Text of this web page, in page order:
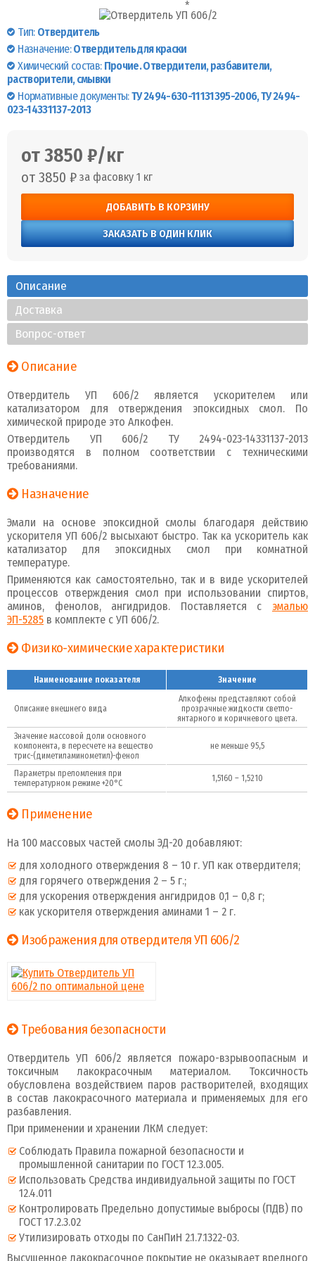
Тип: Отвердитель
Назначение:Отвердитель для краски
Химический состав: Прочие. Отвердители, разбавители,
растворители, смывки
Нормативные документы:ТУ 2494-630-11131395-2006, ТУ 2494-
023-14331137-2013
от 3850 ₽/кг
от 3850 ₽ за фасовку 1 кг
ДОБАВИТЬ В КОРЗИНУ
ЗАКАЗАТЬ В ОДИН КЛИК
Описание
Доставка
Вопрос-ответ
Описание
Отвердитель УП 606/2 является ускорителем или
катализатором для отверждения эпоксидных смол. По
химической природе это Алкофен.
Отвердитель УП 606/2 ТУ 2494-023-14331137-2013
производятся в полном соответствии с техническими
требованиями.
Назначение
Эмали на основе эпоксидной смолы благодаря действию
ускорителя УП 606/2 высыхают быстро. Так ка ускоритель как
катализатор для эпоксидных смол при комнатной
температуре.
Применяются как самостоятельно, так и в виде ускорителей
процессов отверждения смол при использовании спиртов,
аминов, фенолов, ангидридов. Поставляется с эмалью
ЭП-5285 в комплекте с УП 606/2.
Физико-химические характеристики
Наименование показателя Значение
Описание внешнего вида
Алкофены представляют собой
прозрачные жидкости светло-
янтарного и коричневого цвета.
Значение массовой доли основного
компонента, в пересчете на вещество
трис-(диметиламинометил)-фенол
не меньше 95,5
Параметры преломления при
температурном режиме +20°С
1,5160 – 1,5210
Применение
На 100 массовых частей смолы ЭД-20 добавляют:
для холодного отверждения 8 – 10 г. УП как отвердителя;
для горячего отверждения 2 – 5 г.;
для ускорения отверждения ангидридов 0,1 – 0,8 г;
как ускорителя отверждения аминами 1 – 2 г.
Изображения для отвердителя УП 606/2
Требования безопасности
Отвердитель УП 606/2 является пожаро-взрывоопасным и
токсичным лакокрасочным материалом. Токсичность
обусловлена воздействием паров растворителей, входящих
в состав лакокрасочного материала и применяемых для его
разбавления.
При применении и хранении ЛКМ следует:
Соблюдать Правила пожарной безопасности и
промышленной санитарии по ГОСТ 12.3.005.
Использовать Средства индивидуальной защиты по ГОСТ
12.4.011
Контролировать Предельно допустимые выбросы (ПДВ) по
ГОСТ 17.2.3.02
Утилизировать отходы по СанПиН 2.1.7.1322-03.
Высушенное лакокрасочное покрытие не оказывает вредного